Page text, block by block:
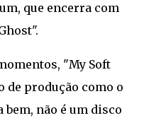
que encerra com
"My Soft
de produção como o
não é um disco